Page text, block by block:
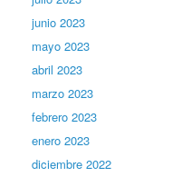
junio 2023
mayo 2023
abril 2023
marzo 2023
febrero 2023
enero 2023
diciembre 2022